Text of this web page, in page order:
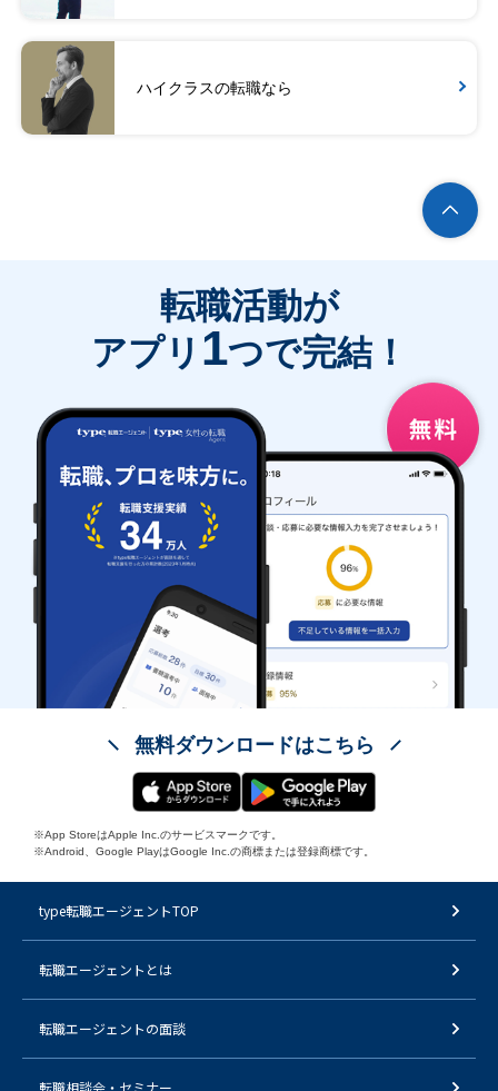
ハイクラスの転職なら
転職活動が
アプリ 1つで完結！
無料ダウンロードはこちら
※App StoreはApple Inc.のサービスマークです。
※Android、Google PlayはGoogle Inc.の商標または登録商標です。
type転職エージェントTOP
転職エージェントとは
転職エージェントの面談
転職相談会・セミナー